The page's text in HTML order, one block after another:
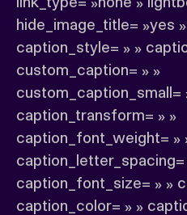
hide_image_title= »yes
caption_style= » »
custom_caption= » »
custom_caption_small=
caption_transform= » »
caption_font_weight= »
caption_letter_spacing=
caption_font_size= » »
caption_color= » »